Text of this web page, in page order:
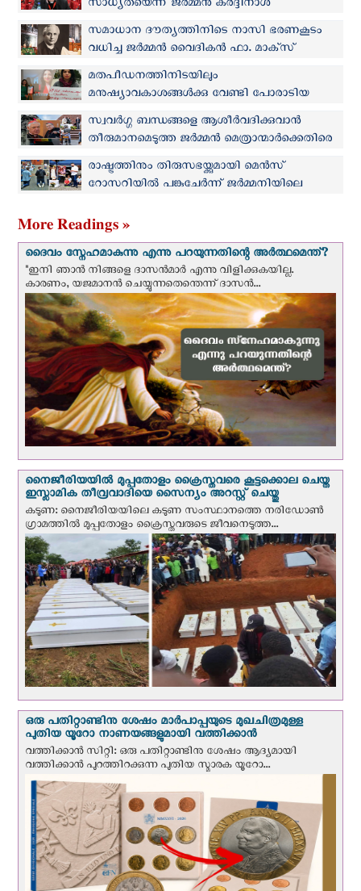
സാധ്യതയെന്ന് ജര്‍മ്മന്‍ കര്‍ദ്ദിനാള്‍
സമാധാന ദൗത്യത്തിനിടെ നാസി ഭരണകൂടം
വധിച്ച ജര്‍മ്മന്‍ വൈദികന്‍ ഫാ. മാക്‌സ്
ജോസഫ് വാഴ്ത്തപ്പെട്ട പദവിയില്‍
മതപീഡനത്തിനിടയിലും
മനുഷ്യാവകാശങ്ങള്‍ക്കു വേണ്ടി പോരാടിയ
ഇറാനി ക്രിസ്ത്യന്‍ വനിതക്ക് ജര്‍മ്മന്‍ പുരസ്കാരം
സ്വവര്‍ഗ്ഗ ബന്ധങ്ങളെ ആശീര്‍വദിക്കുവാന്‍
തീരുമാനമെടുത്ത ജര്‍മ്മന്‍ മെത്രാന്മാര്‍ക്കെതിരെ
പ്രമുഖ കര്‍ദ്ദിനാളുമാര്‍
രാഷ്ട്രത്തിനും തിരുസഭയ്ക്കുമായി മെന്‍സ്
റോസറിയില്‍ പങ്കുചേര്‍ന്ന് ജര്‍മ്മനിയിലെ
More Readings »
ദൈവം സ്നേഹമാകുന്നു എന്നു പറയുന്നതിന്റെ അർത്ഥമെന്ത്?
"ഇനി ഞാന്‍ നിങ്ങളെ ദാസന്‍മാര്‍ എന്നു വിളിക്കുകയില്ല.
കാരണം, യജമാനന്‍ ചെയ്യുന്നതെന്തെന്ന് ദാസന്‍...
നൈജീരിയയില്‍ മുപ്പതോളം ക്രൈസ്തവരെ കൂട്ടക്കൊല ചെയ്ത
ഇസ്ലാമിക തീവ്രവാദിയെ സൈന്യം അറസ്റ്റ് ചെയ്തു
കടുണ: നൈജീരിയയിലെ കടുണ സംസ്ഥാനത്തെ നരിഡോൺ
ഗ്രാമത്തിൽ മുപ്പതോളം ക്രൈസ്തവരുടെ ജീവനെടുത്ത...
ഒരു പതിറ്റാണ്ടിനു ശേഷം മാർപാപ്പയുടെ മുഖചിത്രമുള്ള
പുതിയ യൂറോ നാണയങ്ങളുമായി വത്തിക്കാന്‍
വത്തിക്കാന്‍ സിറ്റി: ഒരു പതിറ്റാണ്ടിനു ശേഷം ആദ്യമായി
വത്തിക്കാൻ പുറത്തിറക്കുന്ന പുതിയ സ്മാരക യൂറോ...